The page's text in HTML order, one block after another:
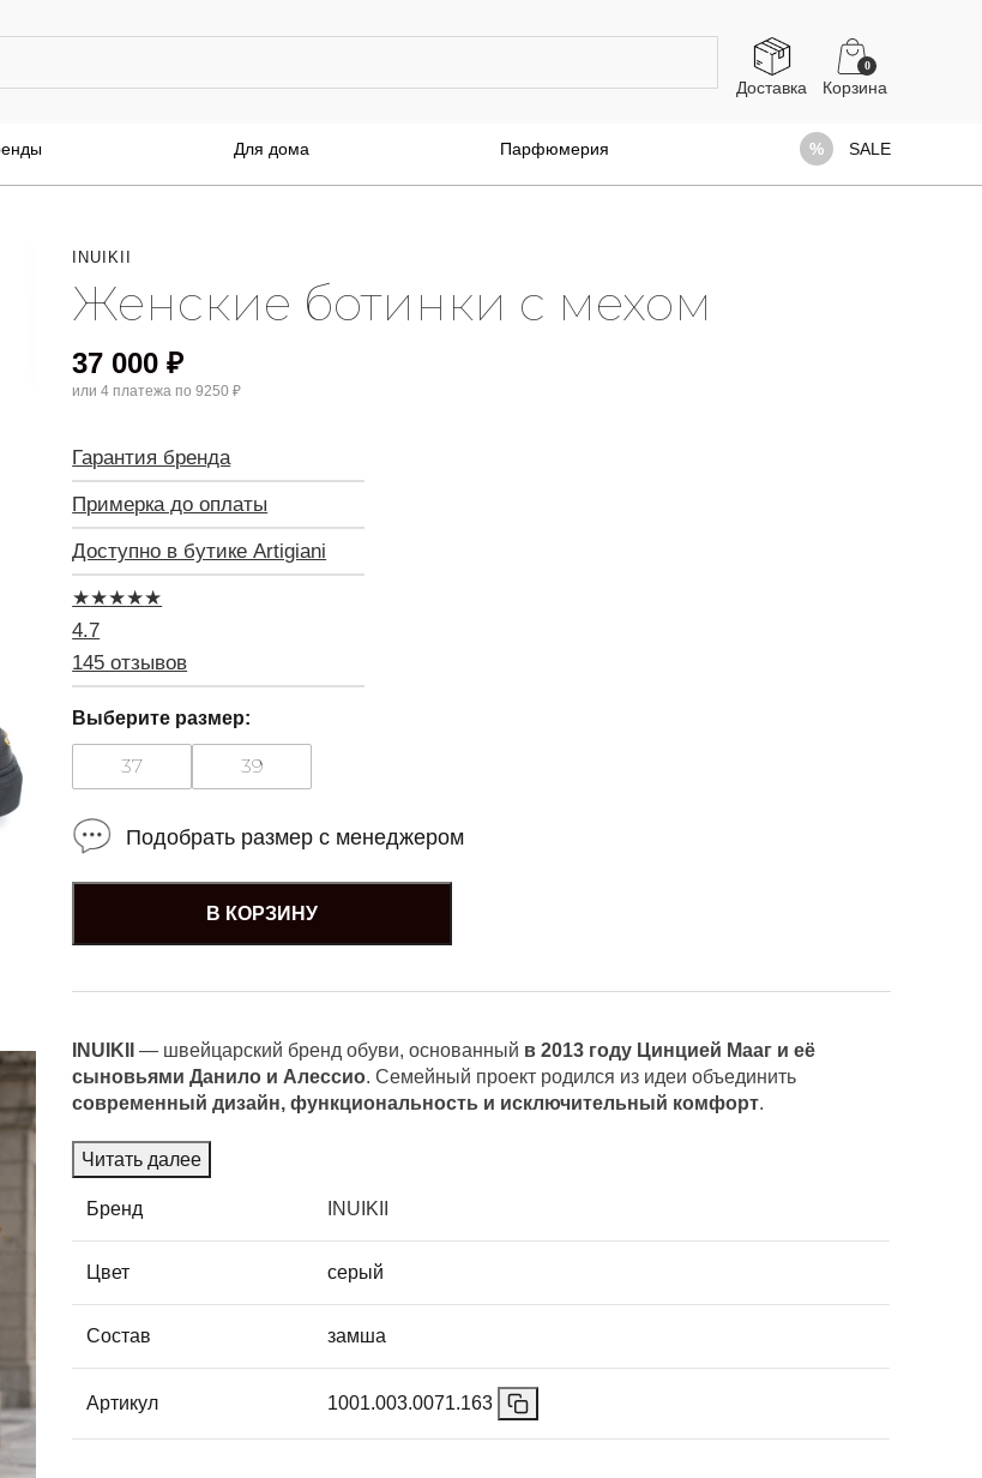
Доставка
0
Для дома Парфюмерия SALE
INUIKII
Женские ботинки с мехом
37 000₽
или 4 платежа по9250 ₽
Гарантия бренда
Примерка до оплаты
Доступно в бутике Artigiani
★★★★★
4.7
145 отзывов
INUIKII — швейцарский бренд обуви, основанный в 2013 году Цинцией Мааг и её
сыновьями Данило и Алессио. Семейный проект родился из идеи объединить
современный дизайн, функциональность и исключительный комфорт.
Читать далее
Бренд INUIKII
Цвет серый
Состав замша
Артикул 1001.003.0071.163
Выберите размер:
37 39
Подобрать размер с менеджером
В КОРЗИНУ